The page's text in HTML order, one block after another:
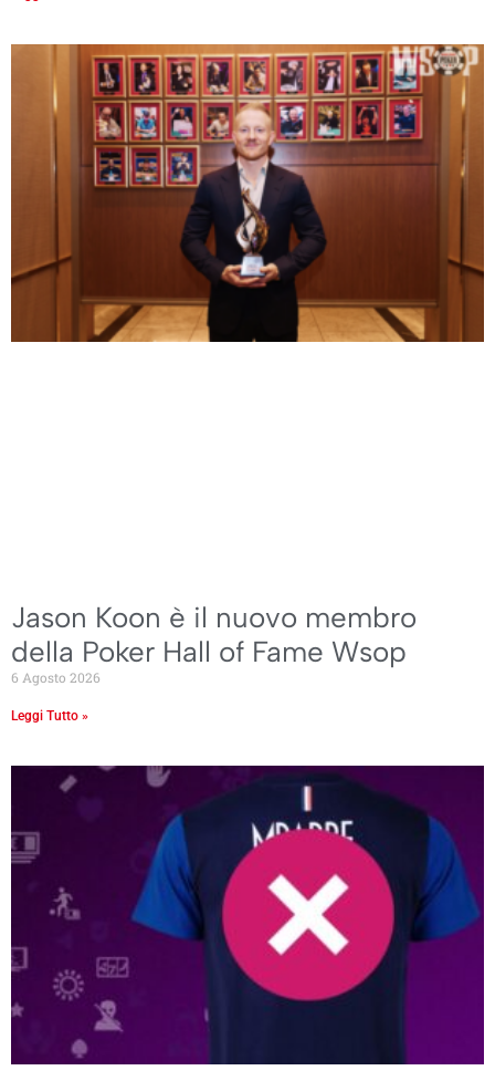
Jason Koon è il nuovo membro
della Poker Hall of Fame Wsop
6 Agosto 2026
Leggi Tutto »